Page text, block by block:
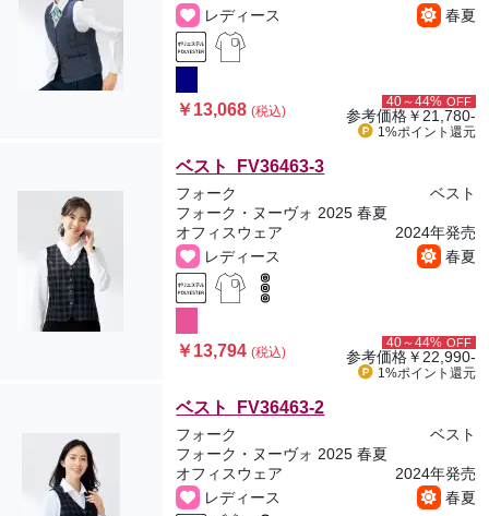
レディース
春夏
￥13,068(税込)
40～44% OFF
参考価格￥21,780-
1%ポイント 還元
ベスト FV36463-3
フォーク
ベスト
フォーク・ヌーヴォ 2025 春夏
オフィスウェア
2024年発売
レディース
春夏
￥13,794(税込)
40～44% OFF
参考価格￥22,990-
1%ポイント 還元
ベスト FV36463-2
フォーク
ベスト
フォーク・ヌーヴォ 2025 春夏
オフィスウェア
2024年発売
レディース
春夏